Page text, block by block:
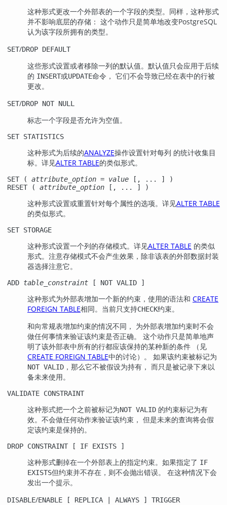
这种形式更改一个外部表的一个字段的类型。同样，这种形式
并不影响底层的存储： 这个动作只是简单地改变PostgreSQL
认为该字段所拥有的类型。
SET/DROP DEFAULT
这些形式设置或者移除一列的默认值。默认值只会应用于后续
的 INSERT或UPDATE命令， 它们不会导致已经在表中的行被
更改。
SET/DROP NOT NULL
标志一个字段是否允许为空值。
SET STATISTICS
这种形式为后续的ANALYZE操作设置针对每列 的统计收集目
标。详见ALTER TABLE的类似形式。
SET ( attribute_option = value [, ... ] )
RESET ( attribute_option [, ... ] )
这种形式设置或重置针对每个属性的选项。详见ALTER TABLE
的类似形式。
SET STORAGE
这种形式设置一个列的存储模式。详见ALTER TABLE 的类似
形式。注意存储模式不会产生效果，除非该表的外部数据封装
器选择注意它。
ADD table_constraint [ NOT VALID ]
这种形式为外部表增加一个新的约束，使用的语法和 CREATE
FOREIGN TABLE相同。当前只支持CHECK约束。
和向常规表增加约束的情况不同， 为外部表增加约束时不会
做任何事情来验证该约束是否正确。 这个动作只是简单地声
明了该外部表中所有的行都应该保持的某种新的条件 （见
CREATE FOREIGN TABLE中的讨论）。 如果该约束被标记为
NOT VALID ，那么它不被假设为持有， 而只是被记录下来以
备未来使用。
VALIDATE CONSTRAINT
这种形式把一个之前被标记为NOT VALID 的约束标记为有
效。不会做任何动作来验证该约束， 但是未来的查询将会假
定该约束是保持的。
DROP CONSTRAINT [ IF EXISTS ]
这种形式删掉在一个外部表上的指定约束。如果指定了 IF
EXISTS但约束并不存在，则不会抛出错误。 在这种情况下会
发出一个提示。
DISABLE/ENABLE [ REPLICA | ALWAYS ] TRIGGER